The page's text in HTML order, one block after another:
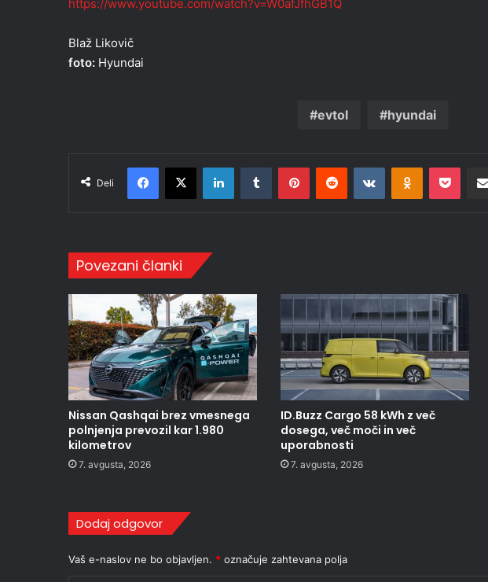
https://www.youtube.com/watch?v=W0afJfhGB1Q
Blaž Likovič
foto: Hyundai
evtol hyundai
Deli
Facebook
X LinkedInTumblr PinterestReddit VKontakteOdnoklassniki
Pocket
Povezani članki
Nissan Qashqai brez vmesnega
polnjenja prevozil kar 1.980
kilometrov
7. avgusta, 2026
ID.Buzz Cargo 58 kWh z več
dosega, več moči in več
uporabnosti
7. avgusta, 2026
Dodaj odgovor
Vaš e-naslov ne bo objavljen. * označuje zahtevana polja